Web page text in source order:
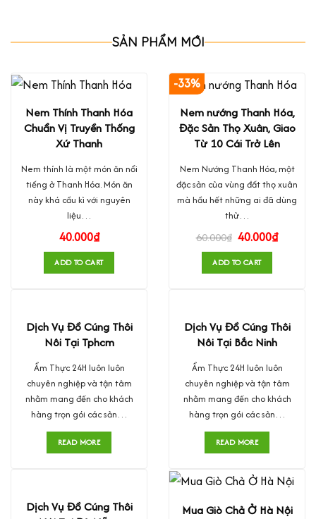
SẢN PHẨM MỚI
Nem Thính Thanh Hóa
Chuẩn Vị Truyền Thống
Xứ Thanh
Nem thính là một món ăn nổi
tiếng ở Thanh Hóa. Món ăn
này khá cầu kì với nguyên
liệu…
40.000₫
ADD TO CART
-33%
Nem nướng Thanh Hóa,
Đặc Sản Thọ Xuân, Giao
Từ 10 Cái Trở Lên
Nem Nướng Thanh Hóa, một
đặc sản của vùng đất thọ xuân
mà hầu hết những ai đã dùng
thử…
60.000₫ 40.000₫
ADD TO CART
Dịch Vụ Đồ Cúng Thôi
Nôi Tại Tphcm
Ẩm Thực 24H luôn luôn
chuyên nghiệp và tận tâm
nhằm mang đến cho khách
hàng trọn gói các sản…
READ MORE
Dịch Vụ Đồ Cúng Thôi
Nôi Tại Bắc Ninh
Ẩm Thực 24H luôn luôn
chuyên nghiệp và tận tâm
nhằm mang đến cho khách
hàng trọn gói các sản…
READ MORE
Dịch Vụ Đồ Cúng Thôi
Mua Giò Chả Ở Hà Nội